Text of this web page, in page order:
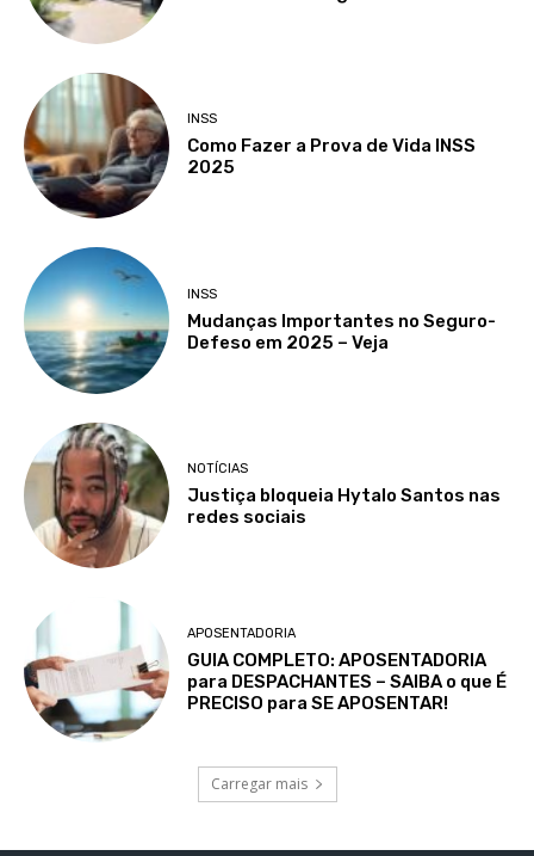
INSS
Como Fazer a Prova de Vida INSS
2025
INSS
Mudanças Importantes no Seguro-
Defeso em 2025 – Veja
NOTÍCIAS
Justiça bloqueia Hytalo Santos nas
redes sociais
APOSENTADORIA
GUIA COMPLETO: APOSENTADORIA
para DESPACHANTES – SAIBA o que É
PRECISO para SE APOSENTAR!
Carregar mais